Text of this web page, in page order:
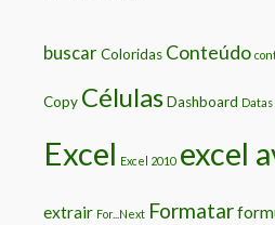
buscar Coloridas Conteúdo
Copy CélulasDashboard Datas
Excel Excel 2010 excel
extrair For...Next Formatar